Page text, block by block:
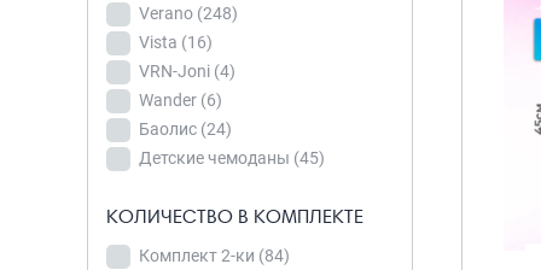
Mironpan(39)
Ruida (116)
Verano(248)
Vista(16)
Wander (6)
Баолис(24)
ки (116)
Комплект 5-
ки(30)
Комплект из 4-х
предметов
ТОВАР
ОДИНОЧНЫЕ
ЧЕМОДАНЫ
Количество 1 шт (2)
Verano (248)
Vista (16)
VRN-Joni (4)
Wander (6)
Баолис (24)
Детские чемоданы (45)
КОЛИЧЕСТВО В КОМПЛЕКТЕ
Комплект 2-ки (84)